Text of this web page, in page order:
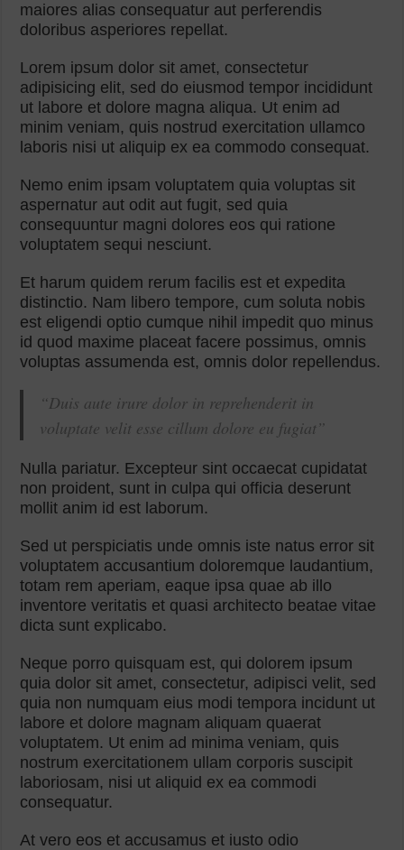
maiores alias consequatur aut perferendis
doloribus asperiores repellat.
Lorem ipsum dolor sit amet, consectetur
adipisicing elit, sed do eiusmod tempor incididunt
ut labore et dolore magna aliqua. Ut enim ad
minim veniam, quis nostrud exercitation ullamco
laboris nisi ut aliquip ex ea commodo consequat.
Nemo enim ipsam voluptatem quia voluptas sit
aspernatur aut odit aut fugit, sed quia
consequuntur magni dolores eos qui ratione
voluptatem sequi nesciunt.
Et harum quidem rerum facilis est et expedita
distinctio. Nam libero tempore, cum soluta nobis
est eligendi optio cumque nihil impedit quo minus
id quod maxime placeat facere possimus, omnis
voluptas assumenda est, omnis dolor repellendus.
“Duis aute irure dolor in reprehenderit in
voluptate velit esse cillum dolore eu fugiat”
Nulla pariatur. Excepteur sint occaecat cupidatat
non proident, sunt in culpa qui officia deserunt
mollit anim id est laborum.
Sed ut perspiciatis unde omnis iste natus error sit
voluptatem accusantium doloremque laudantium,
totam rem aperiam, eaque ipsa quae ab illo
inventore veritatis et quasi architecto beatae vitae
dicta sunt explicabo.
Neque porro quisquam est, qui dolorem ipsum
quia dolor sit amet, consectetur, adipisci velit, sed
quia non numquam eius modi tempora incidunt ut
labore et dolore magnam aliquam quaerat
voluptatem. Ut enim ad minima veniam, quis
nostrum exercitationem ullam corporis suscipit
laboriosam, nisi ut aliquid ex ea commodi
consequatur.
At vero eos et accusamus et iusto odio